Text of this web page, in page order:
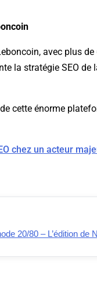
avec plus
la stratégie SEO
cette énorme
chez un acteur
20/80 – L’édition de